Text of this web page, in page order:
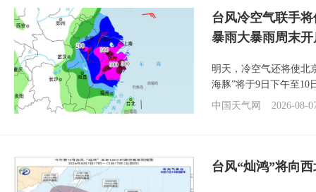
台风冷空气联手
暴雨大暴雨周末开
明天，冷空气还将使北
海豚”将于9日下午至10
中国天气网
2026-08-
台风“灿鸿”将向